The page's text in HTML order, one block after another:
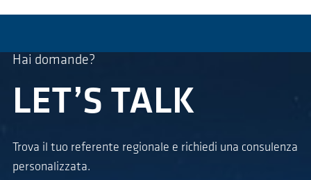
Hai domande?
LET’S TALK
Trova il tuo referente regionale e richiedi una consulenza
personalizzata.